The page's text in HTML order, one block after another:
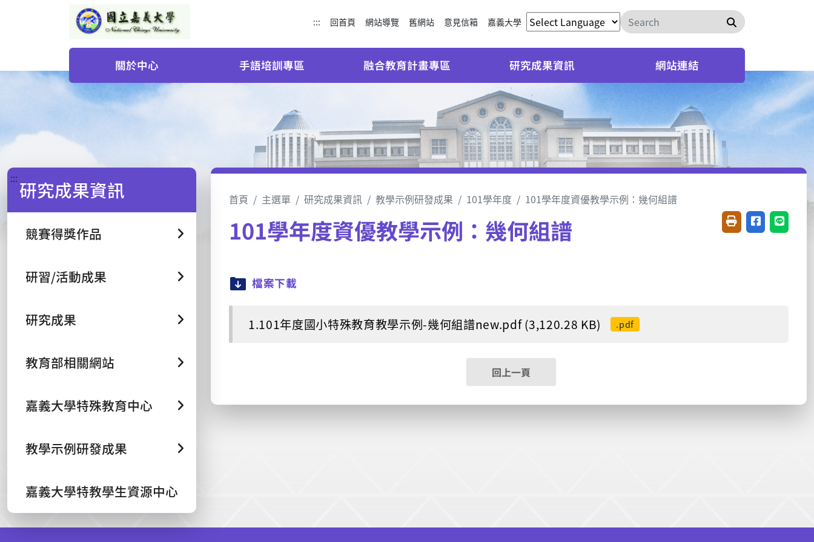
::: 回首頁 網站導覽 舊網站 意見信箱 嘉義大學 搜尋
關於中心 手語培訓專區 融合教育計畫專區 研究成果資訊 網站連結
::: 研究成果資訊
競賽得獎作品
研習/活動成果
研究成果
教育部相關網站
嘉義大學特殊教育中心
教學示例研發成果
嘉義大學特教學生資源中心
首頁 主選單 研究成果資訊 教學示例研發成果 101學年度 101學年度資優教學示例：幾何組譜
101學年度資優教學示例：幾何組譜 友善列印(開新視窗)
分享至臉書(
分享至
檔案下載
1.101年度國小特殊教育教學示例-幾何組譜new.pdf (3,120.28 KB) .pdf
回上一頁